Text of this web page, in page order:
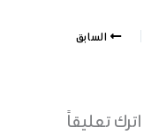
السابق
اترك تعليقاً